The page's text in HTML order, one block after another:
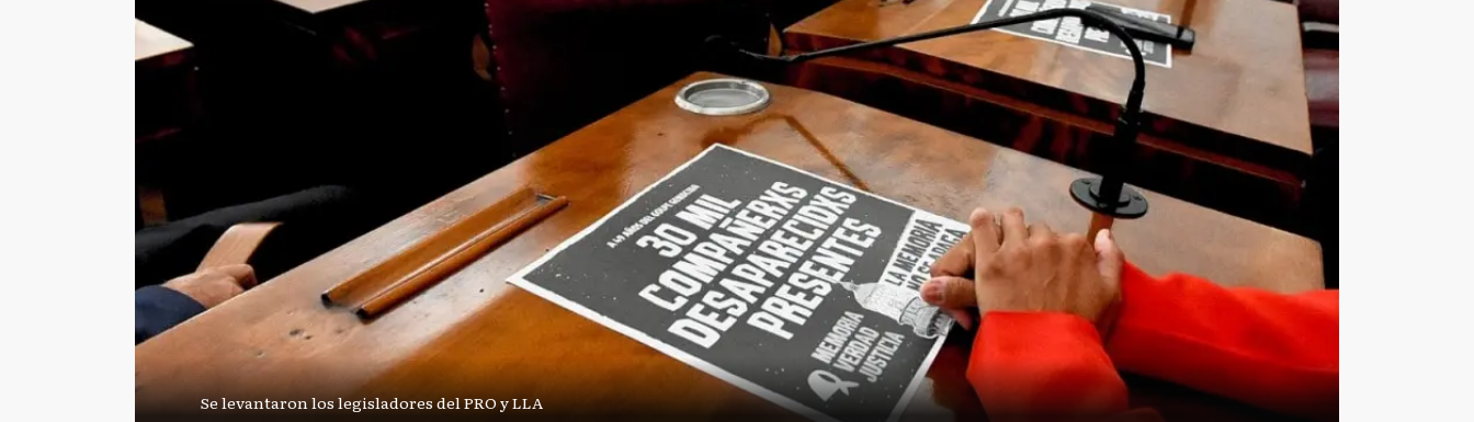
Se levantaron los legisladores del PRO y LLA